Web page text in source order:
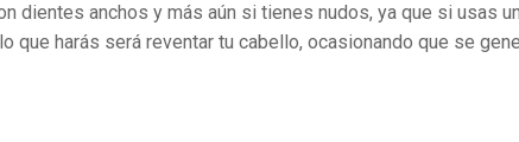
dientes anchos y más aún si tienes nudos, ya que si usas
harás será reventar tu cabello, ocasionando que se